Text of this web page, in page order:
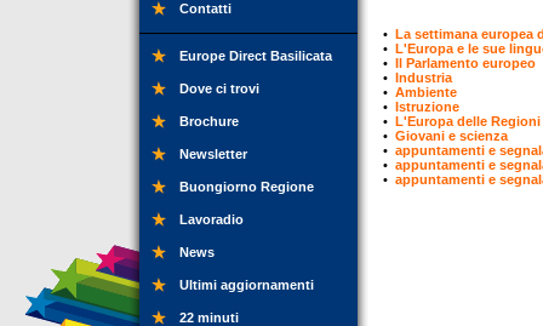
Contatti
Europe Direct Basilicata
Dove ci trovi
Brochure
Newsletter
Buongiorno Regione
Lavoradio
News
Ultimi aggiornamenti
22 minuti
• La settimana europea
• L'Europa e le sue
• Il Parlamento europeo
• Industria
• Ambiente
• Istruzione
• L'Europa delle Regioni
• Giovani e scienza
• appuntamenti e
• appuntamenti e
• appuntamenti e